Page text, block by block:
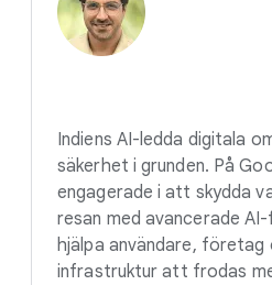
Indiens AI-ledda digitala
säkerhet i grunden. På
engagerade i att skydda
resan med avancerade
hjälpa användare, företag
infrastruktur att frodas